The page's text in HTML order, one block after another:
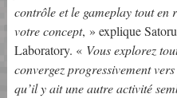
contrôle et le gameplay tout en
votre concept, » explique
Laboratory. « Vous explorez
convergez progressivement
qu’il y ait une autre activité